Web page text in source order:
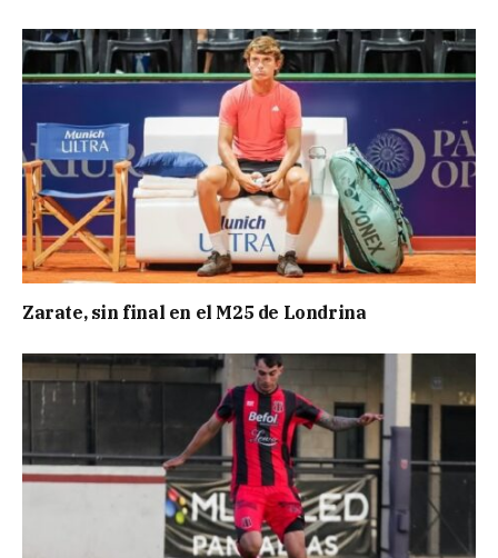
Zarate, sin final en el M25 de Londrina